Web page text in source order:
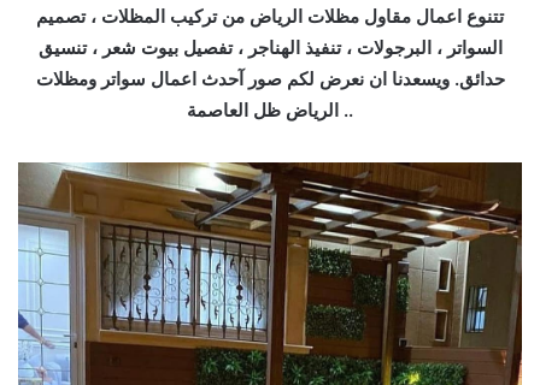
تتنوع اعمال مقاول مظلات الرياض من تركيب المظلات ، تصميم
السواتر ، البرجولات ، تنفيذ الهناجر ، تفصيل بيوت شعر ، تنسيق
حدائق. ويسعدنا ان نعرض لكم صور آحدث اعمال سواتر ومظلات
الرياض ظل العاصمة ..